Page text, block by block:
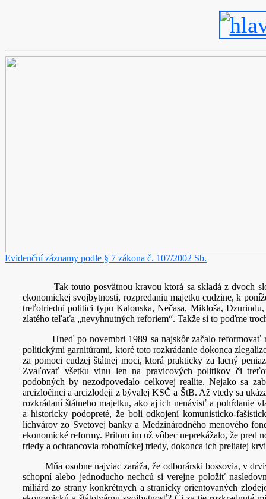
Evidenční záznamy podle § 7 zákona č. 107/2002 Sb.
Tak touto posvätnou kravou ktorá sa skladá z dvoch slov
ekonomickej svojbytnosti, rozpredaniu majetku cudzine, k
treťotriedni politici typu Kalouska, Nečasa, Mikloša,
zlatého teľaťa „nevyhnutných reforiem“. Takže si to poďme
Hneď po novembri 1989 sa najskôr začalo reformovať
politickými garnitúrami, ktoré toto rozkrádanie dokonca
za pomoci cudzej štátnej moci, ktorá prakticky za lacný
Zvaľovať všetku vinu len na pravicových politikov či
podobných by nezodpovedalo celkovej realite. Nejako sa
arcizločinci a arcizlodeji z bývalej KSČ a ŠtB. Až vtedy sa
rozkrádaní štátneho majetku, ako aj ich nenávisť a pohŕdanie
a historicky podopreté, že boli odkojení komunisticko-
lichvárov zo Svetovej banky a Medzinárodného menového
ekonomické reformy. Pritom im už vôbec neprekážalo, že pred
triedy a ochrancovia robotníckej triedy, dokonca ich preliatej
Mňa osobne najviac zaráža, že odborárski bossovia, v
schopní alebo jednoducho nechcú si verejne položiť
miliárd zo strany konkrétnych a stranícky orientovaných